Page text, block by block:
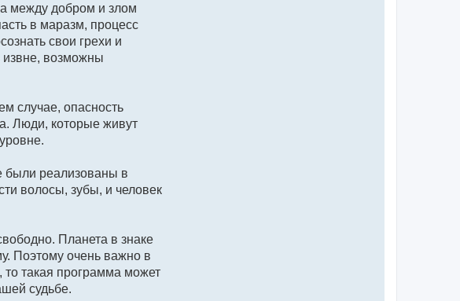
между добром и злом
в маразм, процесс
свои грехи и
извне, возможны
случае, опасность
Люди, которые живут
были реализованы в
волосы, зубы, и человек
Планета в знаке
Поэтому очень важно в
такая программа может
судьбе.